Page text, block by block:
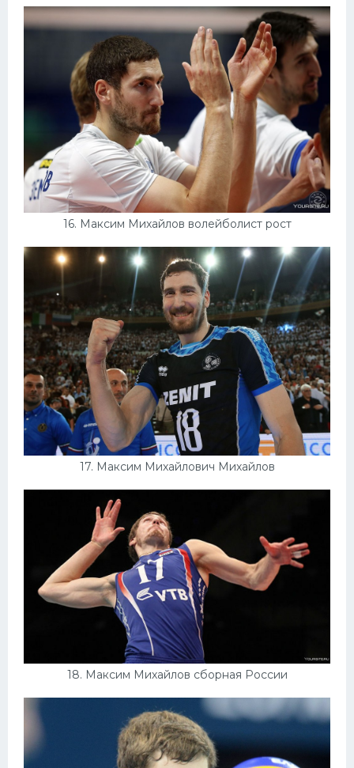
16. Максим Михайлов волейболист рост
17. Максим Михайлович Михайлов
18. Максим Михайлов сборная России